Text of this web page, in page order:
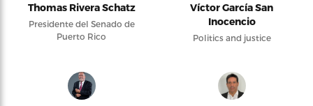
Thomas Rivera Schatz
Presidente del Senado de
Puerto Rico
Víctor García San
Inocencio
Politics and justice